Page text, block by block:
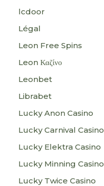
lcdoor
Légal
Leon Free Spins
Leon Καζίνο
Leonbet
Librabet
Lucky Anon Casino
Lucky Carnival Casino
Lucky Elektra Casino
Lucky Minning Casino
Lucky Twice Casino